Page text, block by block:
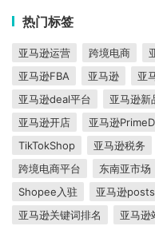
热门标签
亚马逊运营 跨境电商
亚马逊FBA
亚马逊 亚
亚马逊deal平台
亚马逊新
亚马逊开店
亚马逊
TikTokShop
亚马逊税务
跨境电商平台
东南亚市场
Shopee入驻
亚马逊posts
亚马逊关键词排名
亚马逊